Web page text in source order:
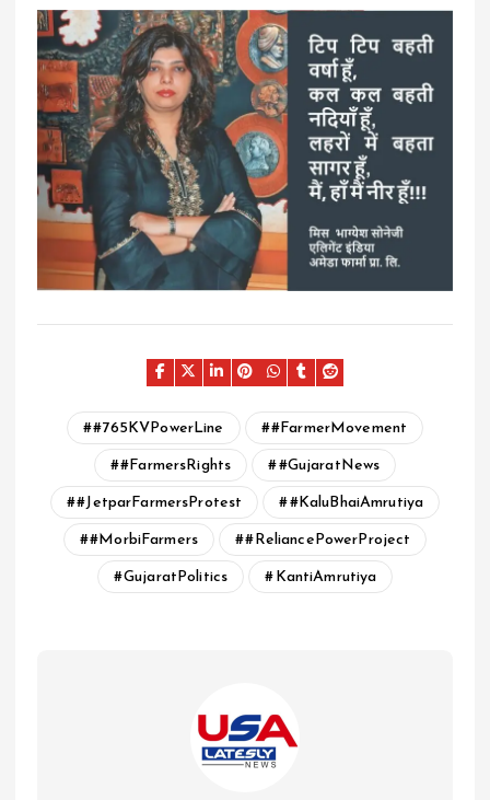
#765KVPowerLine #FarmerMovement
#FarmersRights #GujaratNews
#JetparFarmersProtest #KaluBhaiAmrutiya
#MorbiFarmers #ReliancePowerProject
GujaratPolitics KantiAmrutiya